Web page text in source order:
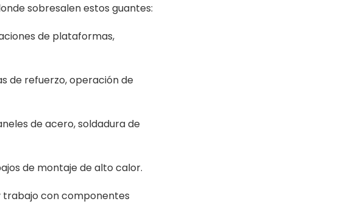
sobresalen estos guantes:
de plataformas,
de refuerzo, operación de
de acero, soldadura de
de montaje de alto calor.
trabajo con componentes